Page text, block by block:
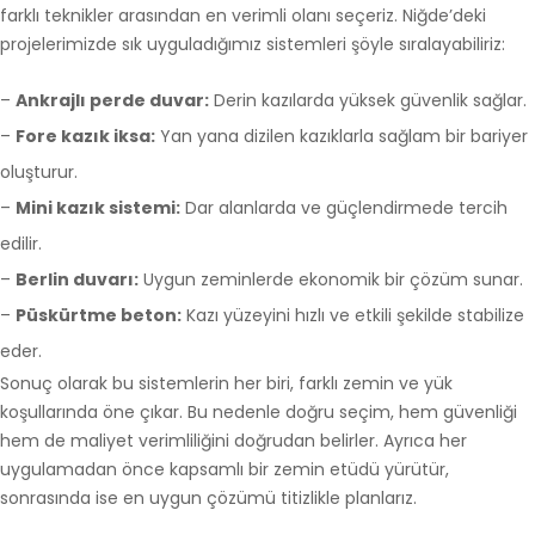
farklı teknikler arasından en verimli olanı seçeriz. Niğde’deki
projelerimizde sık uyguladığımız sistemleri şöyle sıralayabiliriz:
– Ankrajlı perde duvar: Derin kazılarda yüksek güvenlik sağlar.
– Fore kazık iksa: Yan yana dizilen kazıklarla sağlam bir bariyer
oluşturur.
– Mini kazık sistemi: Dar alanlarda ve güçlendirmede tercih
edilir.
– Berlin duvarı: Uygun zeminlerde ekonomik bir çözüm sunar.
– Püskürtme beton: Kazı yüzeyini hızlı ve etkili şekilde stabilize
eder.
Sonuç olarak bu sistemlerin her biri, farklı zemin ve yük
koşullarında öne çıkar. Bu nedenle doğru seçim, hem güvenliği
hem de maliyet verimliliğini doğrudan belirler. Ayrıca her
uygulamadan önce kapsamlı bir zemin etüdü yürütür,
sonrasında ise en uygun çözümü titizlikle planlarız.